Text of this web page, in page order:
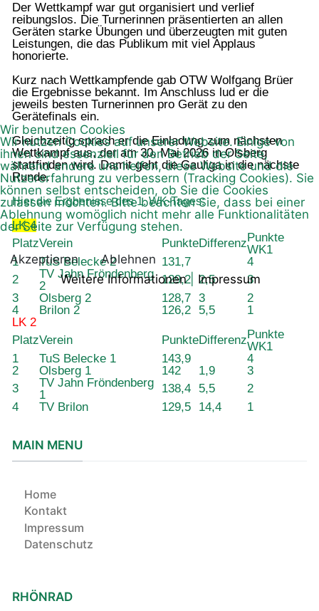
Der Wettkampf war gut organisiert und verlief
reibungslos. Die Turnerinnen präsentierten an allen
Geräten starke Übungen und überzeugten mit guten
Leistungen, die das Publikum mit viel Applaus
honorierte.
Kurz nach Wettkampfende gab OTW Wolfgang Brüer
die Ergebnisse bekannt. Im Anschluss lud er die
jeweils besten Turnerinnen pro Gerät zu den
Gerätefinals ein.
Gleichzeitig sprach er die Einladung zum nächsten
Wettkampf aus, der am 30. Mai 2026 in Olsberg
stattfinden wird. Damit geht die Gauliga in die nächste
Runde.
Hier die Ergbenisse des 1. WK-Tages:
LK 4
PlatzVerein PunkteDifferenzPunkte
WK1
1
TuS Belecke 2 131,7
4
2
TV Jahn Fröndenberg
2
129,2 2,5
3
3
Olsberg 2 128,7 3
2
4
Brilon 2 126,2 5,5
1
LK 2
PlatzVerein PunkteDifferenzPunkte
WK1
1
TuS Belecke 1 143,9
4
2
Olsberg 1 142 1,9
3
3
TV Jahn Fröndenberg
1
138,4 5,5
2
4
TV Brilon 129,5 14,4 1
MAIN MENU
Home
Kontakt
Impressum
Datenschutz
RHÖNRAD
Wir benutzen Cookies
Wir nutzen Cookies auf unserer Website. Einige von
ihnen sind essenziell für den Betrieb der Seite,
während andere uns helfen, diese Website und die
Nutzererfahrung zu verbessern (Tracking Cookies). Sie
können selbst entscheiden, ob Sie die Cookies
zulassen möchten. Bitte beachten Sie, dass bei einer
Ablehnung womöglich nicht mehr alle Funktionalitäten
der Seite zur Verfügung stehen.
Akzeptieren
Ablehnen
Weitere Informationen| Impressum